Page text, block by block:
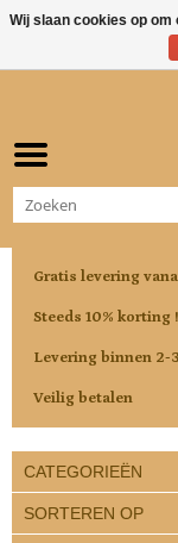
Gratis levering
Steeds 10% korting !
Levering binnen 2-
Veilig betalen
CATEGORIEËN
SORTEREN OP
Wij slaan cookies op